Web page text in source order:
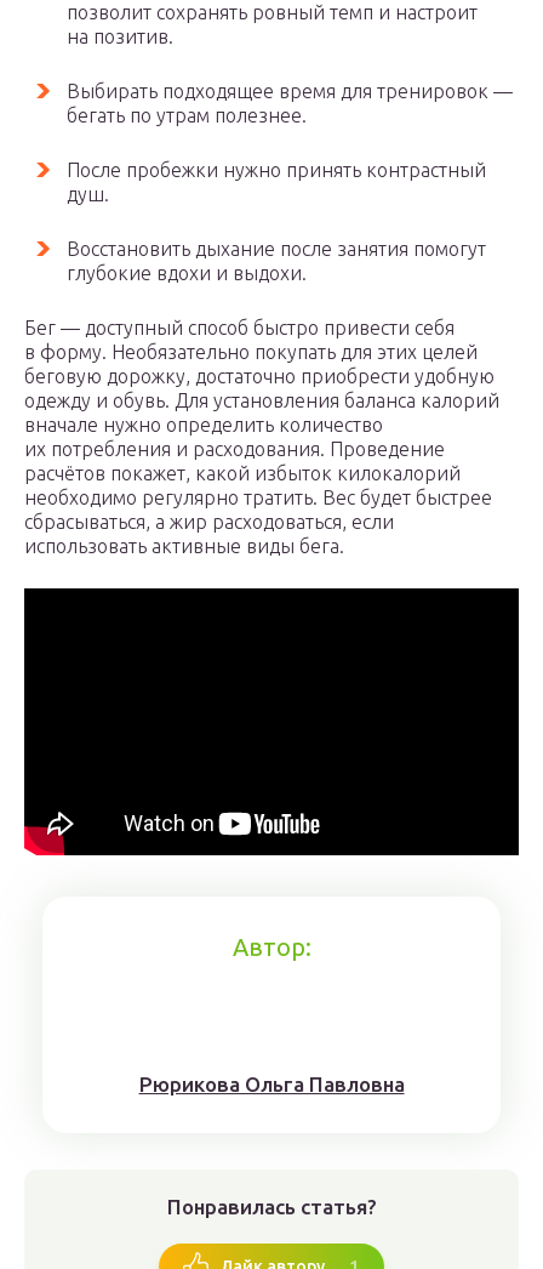
позволит сохранять ровный темп и настроит
на позитив.
Выбирать подходящее время для тренировок —
бегать по утрам полезнее.
После пробежки нужно принять контрастный
душ.
Восстановить дыхание после занятия помогут
глубокие вдохи и выдохи.
Бег — доступный способ быстро привести себя
в форму. Необязательно покупать для этих целей
беговую дорожку, достаточно приобрести удобную
одежду и обувь. Для установления баланса калорий
вначале нужно определить количество
их потребления и расходования. Проведение
расчётов покажет, какой избыток килокалорий
необходимо регулярно тратить. Вес будет быстрее
сбрасываться, а жир расходоваться, если
использовать активные виды бега.
Автор:
Рюрикoвa Oльгa Пaвлoвнa
Понравилась статья?